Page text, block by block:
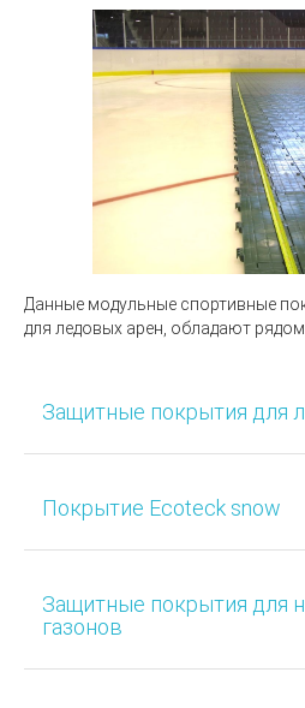
Данные модульные спортивные
для ледовых арен, обладают
Защитные покрытия для
Покрытие Ecoteck snow
Защитные покрытия для
газонов